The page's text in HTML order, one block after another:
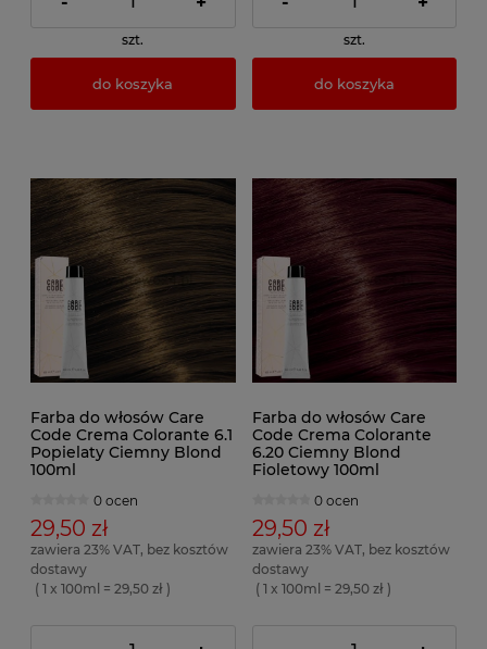
szt.
do koszyka
szt.
do koszyka
Farba do włosów Care
Code Crema Colorante 6.1
Popielaty Ciemny Blond
100ml
0 ocen
29,50 zł
zawiera 23% VAT, bez kosztów
dostawy
( 1 x 100ml = 29,50 zł )
Farba do włosów Care
Code Crema Colorante
6.20 Ciemny Blond
Fioletowy 100ml
0 ocen
29,50 zł
zawiera 23% VAT, bez kosztów
dostawy
( 1 x 100ml = 29,50 zł )